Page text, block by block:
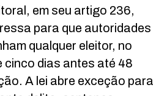
em seu artigo 236,
para que autoridades
qualquer eleitor, no
cinco dias antes até 48
A lei abre exceção para